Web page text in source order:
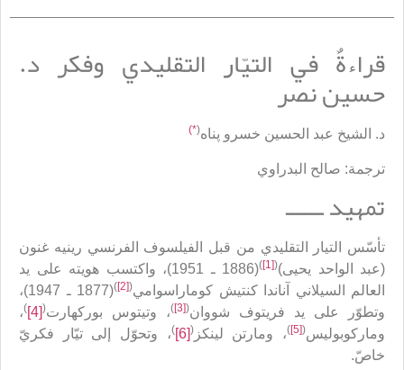
قراءةٌ في التيّار التقليدي وفكر د.
حسين نصر
د. الشيخ عبد الحسين خسرو پناه(
*)
ترجمة: صالح البدراوي
تمهيد ــــــ
تأسّس التيار التقليدي من قبل الفيلسوف الفرنسي رينيه غنون
(عبد الواحد يحيى)(
[1]
)
(1886 ـ 1951)، واكتسب هويته على يد
العالم السيلاني آناندا كنتيش كوماراسوامي(
[2]
)
(1877 ـ 1947)،
وتطوّر على يد فريتوف شووان(
[3]
)، وتيتوس بوركهارت(
[4]
)،
وماركوبوليس(
[5]
)، ومارتن لينكز(
[6]
)، وتحوّل إلى تيّار فكريّ
خاصّ.